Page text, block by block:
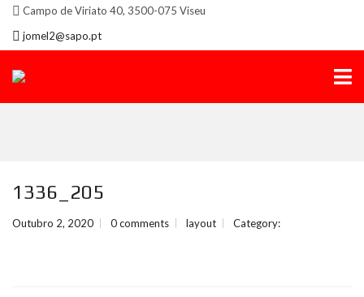
Campo de Viriato 40, 3500-075 Viseu
jomel2@sapo.pt
1336_205
Outubro 2, 2020 0 comments layout Category: